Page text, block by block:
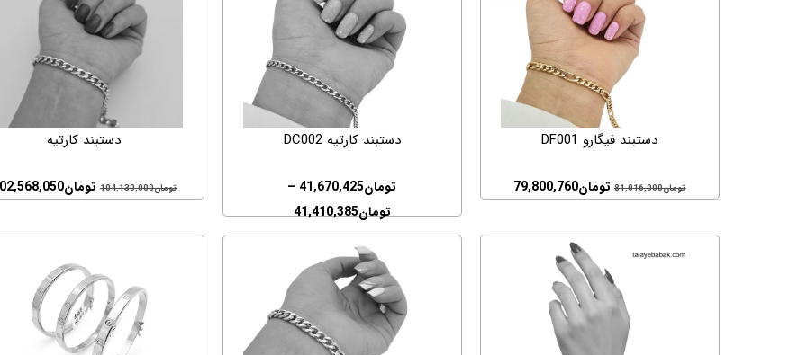
دستبند فیگارو DF001
تومان81,016,000 تومان79,800,760
دستبند کارتیه DC002
تومان41,670,425
–
تومان41,410,385
دستبند کارتیه
تومان104,130,000 تومان